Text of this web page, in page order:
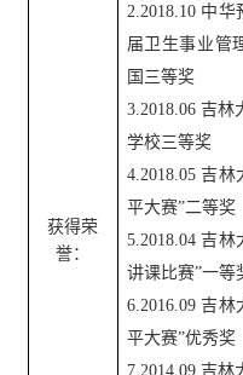
获得荣
誉：
2.2018.10 中
届卫生事业管
国三等奖
3.2018.06 吉
学校三等奖
4.2018.05 吉
平大赛”二等奖
5.2018.04 吉
讲课比赛”一等
6.2016.09 吉
平大赛”优秀奖
7.2014.09 吉